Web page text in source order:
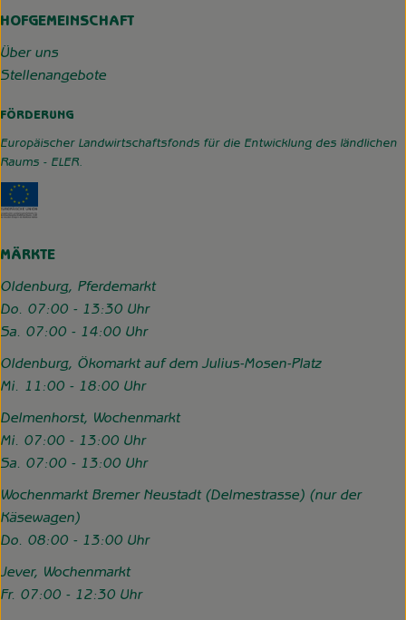
HOFGEMEINSCHAFT
Über uns
Stellenangebote
FÖRDERUNG
Europäischer Landwirtschaftsfonds für die Entwicklung des ländlichen
Raums - ELER.
MÄRKTE
Oldenburg, Pferdemarkt
Do. 07:00 - 13:30 Uhr
Sa. 07:00 - 14:00 Uhr
Oldenburg, Ökomarkt auf dem Julius-Mosen-Platz
Mi. 11:00 - 18:00 Uhr
Delmenhorst, Wochenmarkt
Mi. 07:00 - 13:00 Uhr
Sa. 07:00 - 13:00 Uhr
Wochenmarkt Bremer Neustadt (Delmestrasse) (nur der
Käsewagen)
Do. 08:00 - 13:00 Uhr
Jever, Wochenmarkt
Fr. 07:00 - 12:30 Uhr